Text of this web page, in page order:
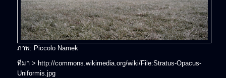
ภาพ: Piccolo Namek
ที่มา > http://commons.wikimedia.org/wiki/File:Stratus-Opacus-
Uniformis.jpg